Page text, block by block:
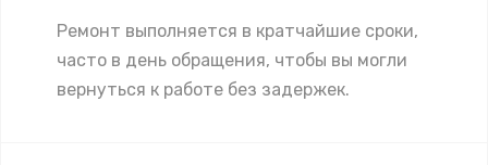
Ремонт выполняется в кратчайшие сроки,
часто в день обращения, чтобы вы могли
вернуться к работе без задержек.